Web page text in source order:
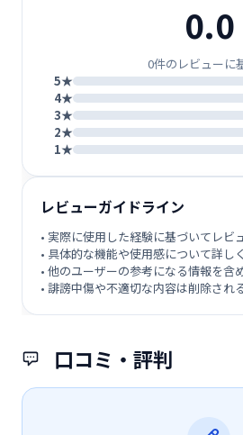
口コミ・評判
0.0
0件のレビューに
5★
4★
3★
2★
1★
レビューガイドライン
• 実際に使用した経験に基づいてレビ
• 具体的な機能や使用感について詳し
• 他のユーザーの参考になる情報を含
• 誹謗中傷や不適切な内容は削除され